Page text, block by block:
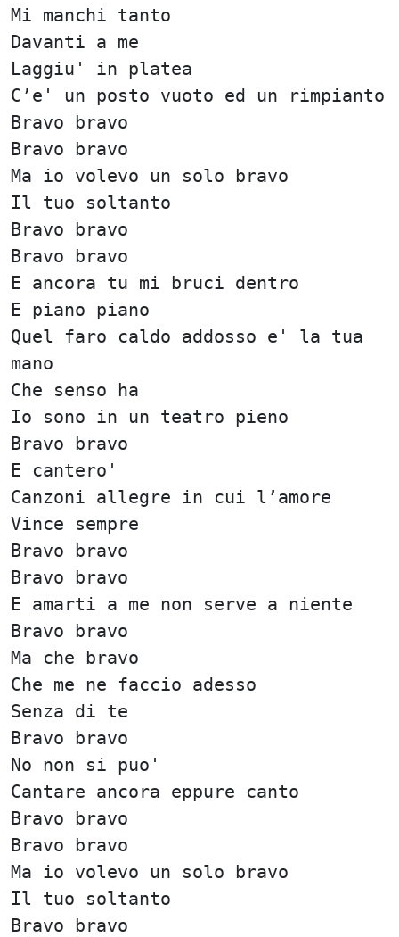
Mi manchi tanto
Davanti a me
Laggiu' in platea
C’e' un posto vuoto ed un rimpianto
Bravo bravo
Bravo bravo
Ma io volevo un solo bravo
Il tuo soltanto
Bravo bravo
Bravo bravo
E ancora tu mi bruci dentro
E piano piano
Quel faro caldo addosso e' la tua
mano
Che senso ha
Io sono in un teatro pieno
Bravo bravo
E cantero'
Canzoni allegre in cui l’amore
Vince sempre
Bravo bravo
Bravo bravo
E amarti a me non serve a niente
Bravo bravo
Ma che bravo
Che me ne faccio adesso
Senza di te
Bravo bravo
No non si puo'
Cantare ancora eppure canto
Bravo bravo
Bravo bravo
Ma io volevo un solo bravo
Il tuo soltanto
Bravo bravo